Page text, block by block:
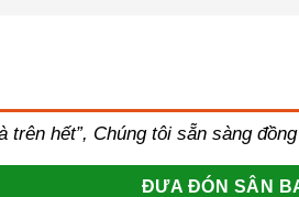
hết”, Chúng tôi sẵn sàng
ĐƯA ĐÓN SÂN